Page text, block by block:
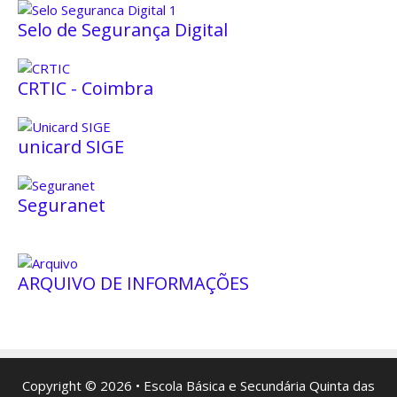
Selo de Segurança Digital
CRTIC - Coimbra
unicard SIGE
Seguranet
ARQUIVO DE INFORMAÇÕES
Copyright © 2026 • Escola Básica e Secundária Quinta das